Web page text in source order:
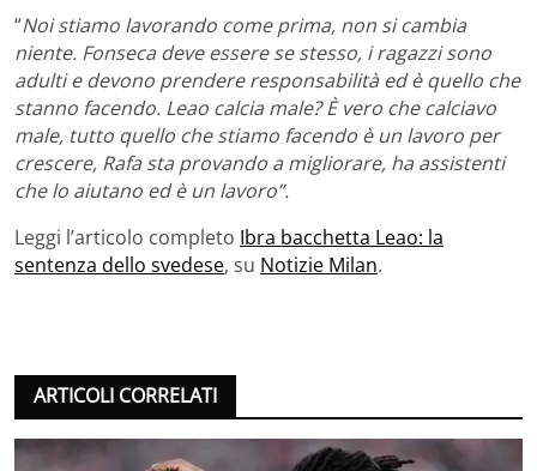
“Noi stiamo lavorando come prima, non si cambia
niente. Fonseca deve essere se stesso, i ragazzi sono
adulti e devono prendere responsabilità ed è quello che
stanno facendo. Leao calcia male? È vero che calciavo
male, tutto quello che stiamo facendo è un lavoro per
crescere, Rafa sta provando a migliorare, ha assistenti
che lo aiutano ed è un lavoro”.
Leggi l’articolo completo Ibra bacchetta Leao: la
sentenza dello svedese, su Notizie Milan.
ARTICOLI CORRELATI